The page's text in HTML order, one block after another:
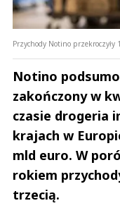
Przychody Notino przekroczyły
Notino
zakończony w
czasie drogeria
krajach w
mld euro. W
rokiem
trzecią.